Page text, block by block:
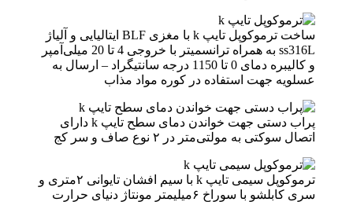
ساخت ترموکوپل تایپ k با مغزی BLF ایتالیایی و آلیاژ
ss316L به همراه ترانسمیتر با خروجی 4 تا 20 میلی‌آمپر
و کالیبره دمای 0 تا 1150 درجه سانتیگراد – ارسال به
عسلویه جهت استفاده در کوره مواد مذاب
پراب دستی جهت خواندن دمای سطح تایپ k دارای
اتصال سوکتی به مولتی‌متر در ۲ نوع صاف و سر کج
ترموکوپل سیمی تایپ k با سیم افشان تایوانی ۲متری و
سری کابلشو با سوراخ ۶میلیمتر مونتاژ دنیای حرارت